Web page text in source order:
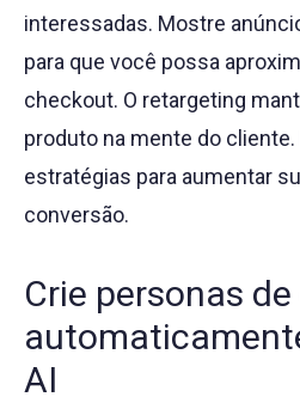
interessadas. Mostre
para que você possa
checkout. O retargeting
produto na mente do
estratégias para aumentar
conversão.
Crie personas
AI